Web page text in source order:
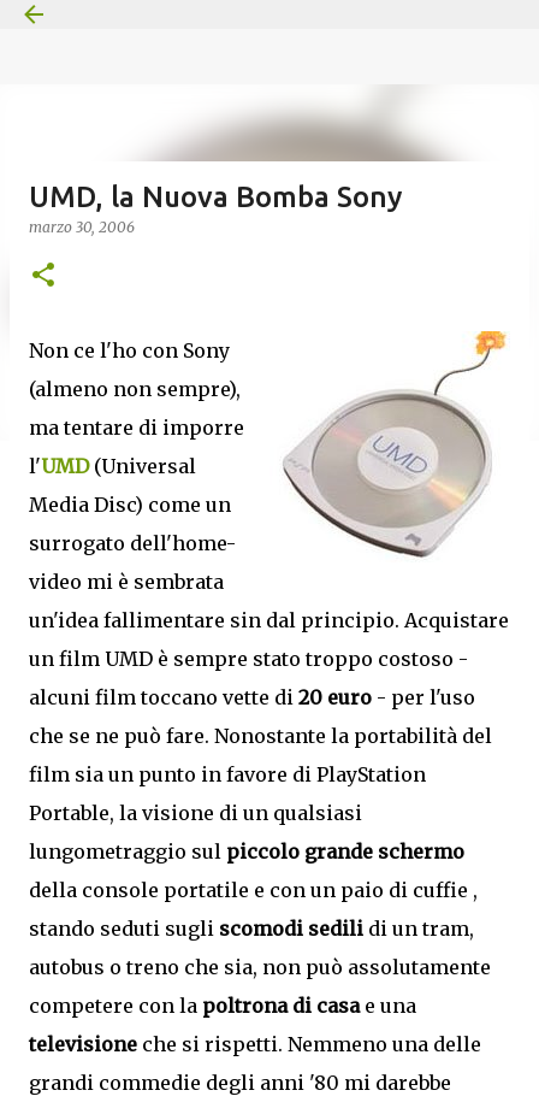
UMD, la Nuova Bomba Sony
marzo 30, 2006
Non ce l'ho con Sony
(almeno non sempre),
ma tentare di imporre
l'UMD (Universal
Media Disc) come un
surrogato dell'home-
video mi è sembrata
un'idea fallimentare sin dal principio. Acquistare
un film UMD è sempre stato troppo costoso -
alcuni film toccano vette di 20 euro - per l'uso
che se ne può fare. Nonostante la portabilità del
film sia un punto in favore di PlayStation
Portable, la visione di un qualsiasi
lungometraggio sul piccolo grande schermo
della console portatile e con un paio di cuffie ,
stando seduti sugli scomodi sedili di un tram,
autobus o treno che sia, non può assolutamente
competere con la poltrona di casae una
televisione che si rispetti. Nemmeno una delle
grandi commedie degli anni '80 mi darebbe